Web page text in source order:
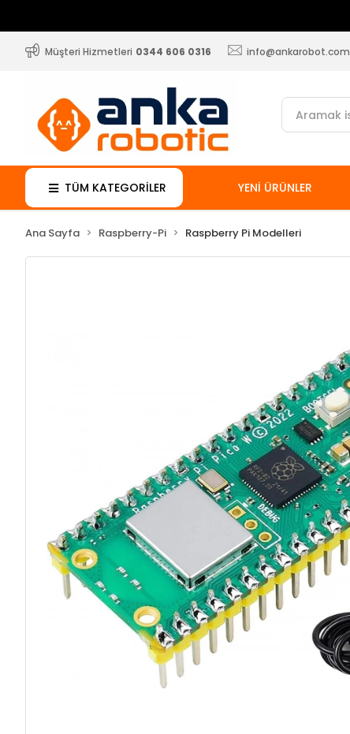
Müşteri Hizmetleri 0344 606 0316 info@ankarobot.com
TÜM KATEGORİLER YENİ ÜRÜNLER
Ana Sayfa Raspberry-Pi Raspberry Pi Modelleri